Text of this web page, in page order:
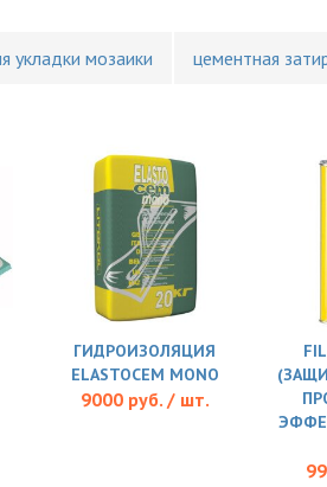
укладки мозаики цементная
ГИДРОИЗОЛЯЦИЯ
ELASTOCEM MONO
9000 руб. / шт.